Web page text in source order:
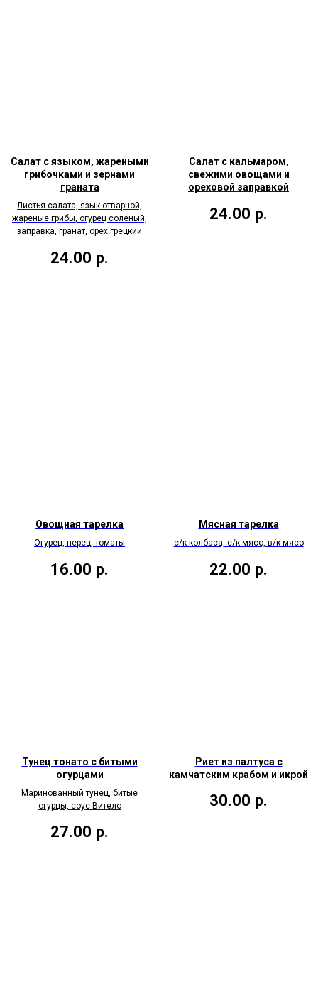
Салат с языком, жареными
грибочками и зернами
граната
Листья салата, язык отварной,
жареные грибы, огурец соленый,
заправка, гранат, орех грецкий
24.00 р.
Салат с кальмаром,
свежими овощами и
ореховой заправкой
24.00 р.
Овощная тарелка
Огурец, перец, томаты
16.00 р.
Мясная тарелка
с/к колбаса, с/к мясо, в/к мясо
22.00 р.
Тунец тонато с битыми
огурцами
Маринованный тунец, битые
огурцы, соус Витело
27.00 р.
Риет из палтуса с
камчатским крабом и икрой
30.00 р.